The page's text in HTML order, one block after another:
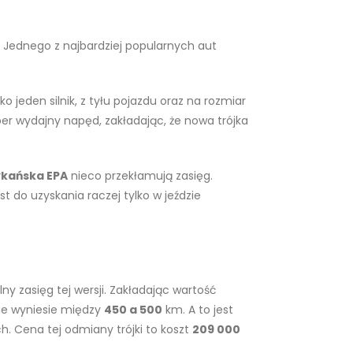
Jednego z najbardziej popularnych aut
jeden silnik, z tyłu pojazdu oraz na rozmiar
wydajny napęd, zakładając, że nowa trójka
EPA nieco przekłamują zasięg.
do uzyskania raczej tylko w jeździe
zasięg tej wersji. Zakładając wartość
wyniesie między 450 a 500 km. A to jest
Cena tej odmiany trójki to koszt 209 000